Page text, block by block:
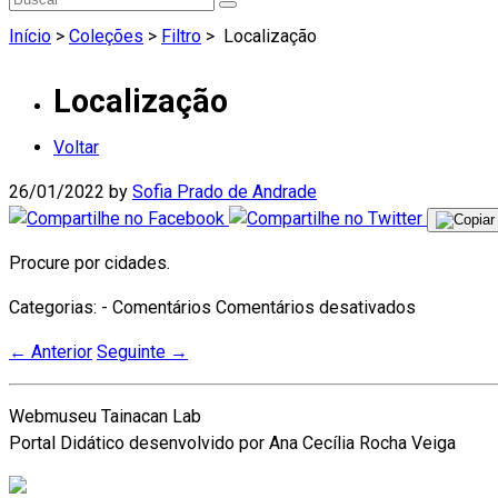
Início > Coleções > Filtro > Localização
Localização
Voltar
26/01/2022 by Sofia Prado de Andrade
Procure por cidades.
Categorias: - Comentários Comentários desativados
← Anterior Seguinte →
Webmuseu Tainacan Lab
Portal Didático desenvolvido por Ana Cecília Rocha Veiga